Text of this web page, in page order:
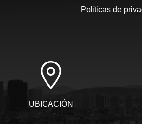
Políticas de
UBICACIÓN